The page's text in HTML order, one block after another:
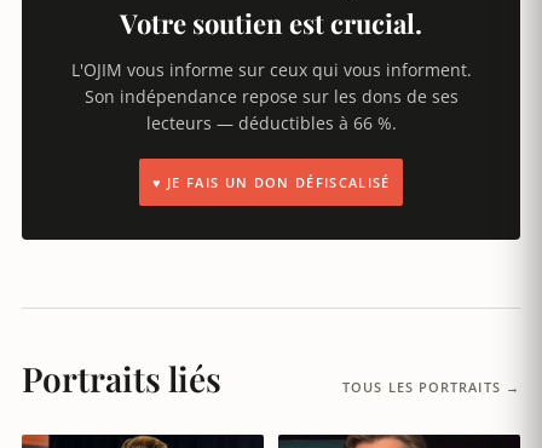
Votre soutien est crucial.
L'OJIM vous informe sur ceux qui vous informent.
Son indépendance repose sur les dons de ses
lecteurs — déductibles à 66 %.
♥ JE FAIS UN DON DÉFISCALISÉ
Portraits liés TOUS LES PORTRAITS →